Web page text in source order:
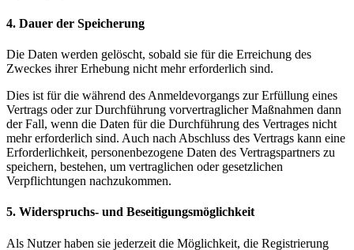
4. Dauer der Speicherung
Die Daten werden gelöscht, sobald sie für die Erreichung des
Zweckes ihrer Erhebung nicht mehr erforderlich sind.
Dies ist für die während des Anmeldevorgangs zur Erfüllung eines
Vertrags oder zur Durchführung vorvertraglicher Maßnahmen dann
der Fall, wenn die Daten für die Durchführung des Vertrages nicht
mehr erforderlich sind. Auch nach Abschluss des Vertrags kann eine
Erforderlichkeit, personenbezogene Daten des Vertragspartners zu
speichern, bestehen, um vertraglichen oder gesetzlichen
Verpflichtungen nachzukommen.
5. Widerspruchs- und Beseitigungsmöglichkeit
Als Nutzer haben sie jederzeit die Möglichkeit, die Registrierung